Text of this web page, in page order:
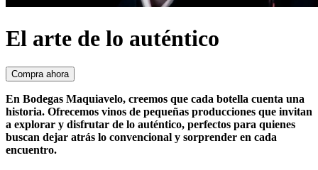
El arte de lo auténtico
Compra ahora
En Bodegas Maquiavelo, creemos que cada botella cuenta una
historia. Ofrecemos vinos de pequeñas producciones que invitan
a explorar y disfrutar de lo auténtico, perfectos para quienes
buscan dejar atrás lo convencional y sorprender en cada
encuentro.